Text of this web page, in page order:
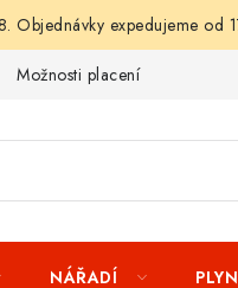
Objednávky expedujeme od
Možnosti placení
NÁŘADÍ